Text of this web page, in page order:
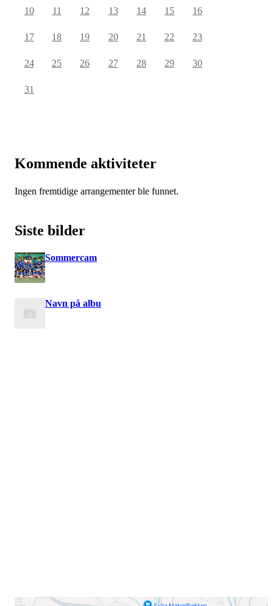
10 11 12 13 14 15 16
17 18 19 20 21 22 23
24 25 26 27 28 29 30
31
Kommende aktiviteter
Ingen fremtidige arrangementer ble funnet.
Siste bilder
Sommercam
Navn på albu